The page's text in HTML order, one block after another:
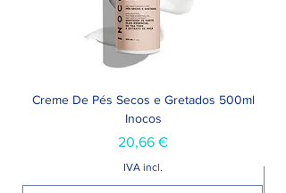
Creme De Pés Secos e Gretados 500ml
Inocos
Preço
20,66 €
IVA incl.